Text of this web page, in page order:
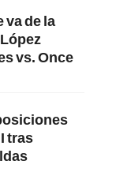
va de la
vs. Once
tras